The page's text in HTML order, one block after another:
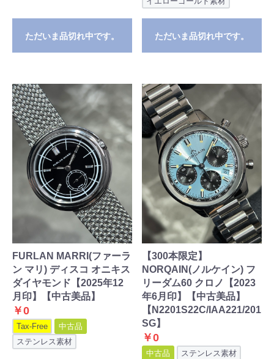
ただいま品切れ中です。 ただいま品切れ中です。
FURLAN MARRI(ファーラ
ン マリ) ディスコ オニキス
ダイヤモンド【2025年12
月印】【中古美品】
￥0
Tax-Free
中古品
ステンレス素材
【300本限定】
NORQAIN(ノルケイン) フ
リーダム60 クロノ【2023
年6月印】【中古美品】
【N2201S22C/IAA221/201
SG】
￥0
中古品 ステンレス素材